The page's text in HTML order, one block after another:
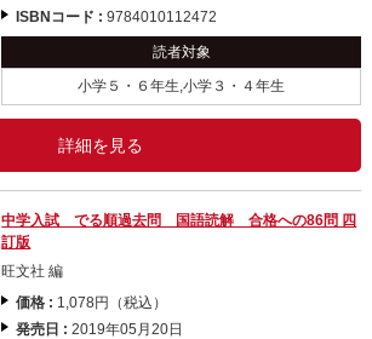
ISBNコード :9784010112472
読者対象
小学５・６年生,小学３・４年生
詳細を見る
中学入試 でる順過去問 国語読解 合格への86問 四
訂版
旺文社 編
価格 : 1,078円（税込）
発売日 :2019年05月20日